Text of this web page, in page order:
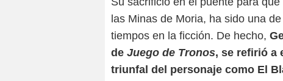
las Minas de Moria, ha sido una
tiempos en la ficción. De hecho,
de Juego de Tronos, se refirió a
triunfal del personaje como El